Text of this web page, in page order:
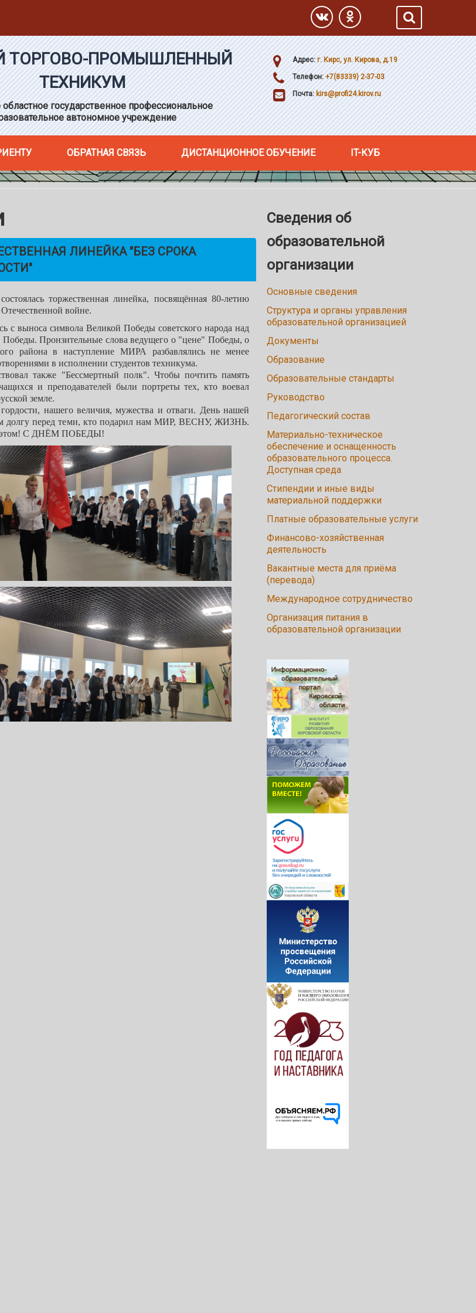
ТОРГОВО-ПРОМЫШЛЕННЫЙ
ТЕХНИКУМ
государственное профессиональное
автономное учреждение
Адрес: г. Кирс, ул. Кирова, д.19
Телефон: +7(83339) 2-37-03
Почта: kirs@profi24.kirov.ru
ОБРАТНАЯ СВЯЗЬ ДИСТАНЦИОННОЕ ОБУЧЕНИЕ IT-КУБ
ЛИНЕЙКА "БЕЗ СРОКА
торжественная линейка, посвящённая 80-летию
войне.
с выноса символа Великой Победы советского народа над
Пронзительные слова ведущего о "цене" Победы, о
района в наступление МИРА разбавлялись не менее
в исполнении студентов техникума.
также "Бессмертный полк". Чтобы почтить память
и преподавателей были портреты тех, кто воевал
земле.
нашего величия, мужества и отваги. День нашей
перед теми, кто подарил нам МИР, ВЕСНУ, ЖИЗНЬ.
С ДНЁМ ПОБЕДЫ!
Сведения об
образовательной
организации
Основные сведения
Структура и органы управления
образовательной организацией
Документы
Образование
Образовательные стандарты
Руководство
Педагогический состав
Материально-техническое
обеспечение и оснащенность
образовательного процесса.
Доступная среда
Стипендии и иные виды
материальной поддержки
Платные образовательные услуги
Финансово-хозяйственная
деятельность
Вакантные места для приёма
(перевода)
Международное сотрудничество
Организация питания в
образовательной организации